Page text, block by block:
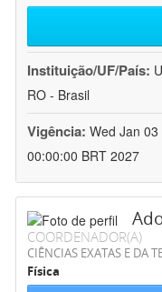
Instituição/UF/País:
RO - Brasil
Vigência: Wed Jan
00:00:00 BRT 2027
COORDENADOR(A)
CIÊNCIAS EXATAS E DA
Física